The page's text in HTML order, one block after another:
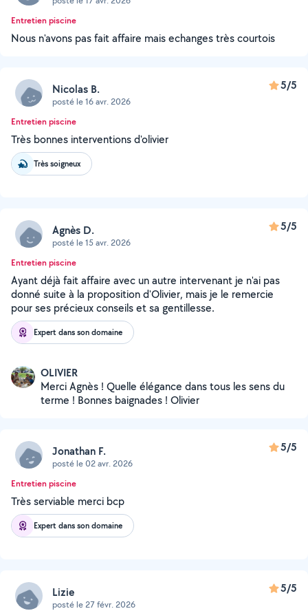
Entretien piscine
Nous n'avons pas fait affaire mais echanges très courtois
Nicolas B.
posté le 16 avr. 2026
5/5
Entretien piscine
Très bonnes interventions d'olivier
Très soigneux
Agnès D.
posté le 15 avr. 2026
5/5
Entretien piscine
Ayant déjà fait affaire avec un autre intervenant je n'ai pas
donné suite à la proposition d'Olivier, mais je le remercie
pour ses précieux conseils et sa gentillesse.
Expert dans son domaine
OLIVIER
Merci Agnès ! Quelle élégance dans tous les sens du
terme ! Bonnes baignades ! Olivier
Jonathan F.
posté le 02 avr. 2026
5/5
Entretien piscine
Très serviable merci bcp
Expert dans son domaine
Lizie
posté le 27 févr. 2026
5/5